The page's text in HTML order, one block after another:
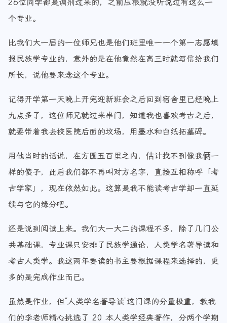
26位同学都是调剂过来的，之前压根就没听说过有这么一
个专业。
比我们大一届的一位师兄也是他们班里唯一一个第一志愿填
报民族学专业的，意外的是在他竟然在高三时就写信给我们
所长，说他要来念这个专业。
记得开学第一天晚上开完迎新班会之后回到宿舍里已经晚上
九点多了，这位师兄就过来串门，知道我也喜欢考古之后，
就要带着我去校医院后面的坟场，用墨水和白纸拓墓碑。
用他当时的话说，在方圆五百里之内，估计找不到像我俩一
样的傻子，此后我们都不再叫对方名字，直接互相称呼「考
古学家」，现在依然如此。这算是我不能读考古学却一直延
续与它的缘分吧。
还是说到阅读上来。我们大一大二的课程不多，除了几门公
共基础课，专业课只安排了民族学通论，人类学名著导读和
考古人类学。我这两年要读的书主要根据课程来选择的，更
多的是完成作业而已。
虽然是作业，但“人类学名著导读”这门课的分量极重，教我
们的李老师精心挑选了 20 本人类学经典著作，分两个学期